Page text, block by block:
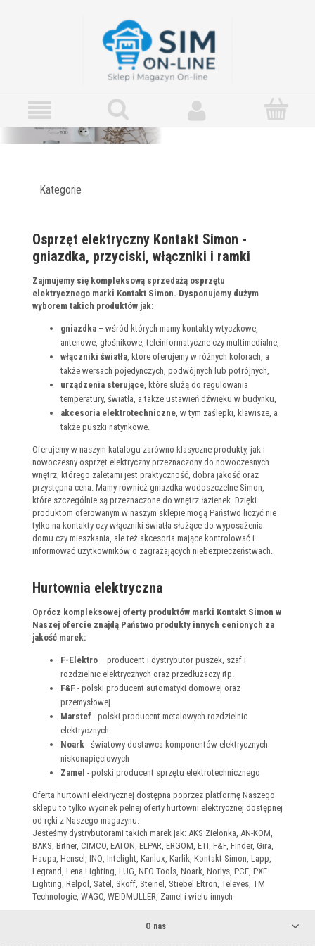
Kategorie
Osprzęt elektryczny Kontakt Simon -
gniazdka, przyciski, włączniki i ramki
Zajmujemy się kompleksową sprzedażą osprzętu
elektrycznego marki Kontakt Simon. Dysponujemy dużym
wyborem takich produktów jak:
gniazdka – wśród których mamy kontakty wtyczkowe,
antenowe, głośnikowe, teleinformatyczne czy multimedialne,
włączniki światła , które oferujemy w różnych kolorach, a
także wersach pojedynczych, podwójnych lub potrójnych,
urządzenia sterujące , które służą do regulowania
temperatury, światła, a także ustawień dźwięku w budynku,
akcesoria elektrotechniczne , w tym zaślepki, klawisze, a
także puszki natynkowe.
Oferujemy w naszym katalogu zarówno klasyczne produkty, jak i
nowoczesny osprzęt elektryczny przeznaczony do nowoczesnych
wnętrz, którego zaletami jest praktyczność, dobra jakość oraz
przystępna cena. Mamy również gniazdka wodoszczelne Simon,
które szczególnie są przeznaczone do wnętrz łazienek. Dzięki
produktom oferowanym w naszym sklepie mogą Państwo liczyć nie
tylko na kontakty czy włączniki światła służące do wyposażenia
domu czy mieszkania, ale też akcesoria mające kontrolować i
informować użytkowników o zagrażających niebezpieczeństwach.
Hurtownia elektryczna
Oprócz kompleksowej oferty produktów marki Kontakt Simon w
Naszej ofercie znajdą Państwo produkty innych cenionych za
jakość marek:
F-Elektro – producent i dystrybutor puszek, szaf i
rozdzielnic elektrycznych oraz przedłużaczy itp.
F&F - polski producent automatyki domowej oraz
przemysłowej
Marstef - polski producent metalowych rozdzielnic
elektrycznych
Noark - światowy dostawca komponentów elektrycznych
niskonapięciowych
Zamel - polski producent sprzętu elektrotechnicznego
Oferta hurtowni elektrycznej dostępna poprzez platformę Naszego
sklepu to tylko wycinek pełnej oferty hurtowni elektrycznej dostępnej
od ręki z Naszego magazynu.
Jesteśmy dystrybutorami takich marek jak: AKS Zielonka, AN-KOM,
BAKS, Bitner, CIMCO, EATON, ELPAR, ERGOM, ETI, F&F, Finder, Gira,
Haupa, Hensel, INQ, Intelight, Kanlux, Karlik, Kontakt Simon, Lapp,
Legrand, Lena Lighting, LUG, NEO Tools, Noark, Norlys, PCE, PXF
Lighting, Relpol, Satel, Skoff, Steinel, Stiebel Eltron, Televes, TM
Technologie, WAGO, WEIDMULLER, Zamel i wielu innych
O nas